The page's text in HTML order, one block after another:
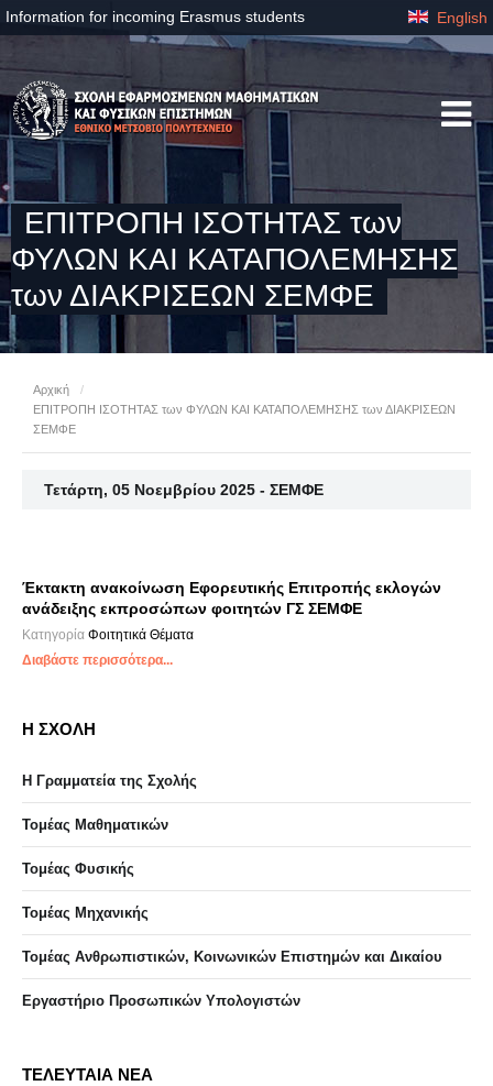
Information for incoming Erasmus students English
ΕΠΙΤΡΟΠΗ ΙΣΟΤΗΤΑΣ των
ΦΥΛΩΝ ΚΑΙ ΚΑΤΑΠΟΛΕΜΗΣΗΣ
των ΔΙΑΚΡΙΣΕΩΝ ΣΕΜΦΕ
Αρχική
/
ΕΠΙΤΡΟΠΗ ΙΣΟΤΗΤΑΣ των ΦΥΛΩΝ ΚΑΙ ΚΑΤΑΠΟΛΕΜΗΣΗΣ των ΔΙΑΚΡΙΣΕΩΝ
ΣΕΜΦΕ
Τετάρτη, 05 Νοεμβρίου 2025 - ΣΕΜΦΕ
Έκτακτη ανακοίνωση Εφορευτικής Επιτροπής εκλογών
ανάδειξης εκπροσώπων φοιτητών ΓΣ ΣΕΜΦΕ
Κατηγορία Φοιτητικά Θέματα
Διαβάστε περισσότερα...
Η ΣΧΟΛΗ
Η Γραμματεία της Σχολής
Τομέας Μαθηματικών
Τομέας Φυσικής
Τομέας Μηχανικής
Τομέας Ανθρωπιστικών, Κοινωνικών Επιστημών και Δικαίου
Eργαστήριo Προσωπικών Υπολογιστών
ΤΕΛΕΥΤΑΙΑ ΝΕΑ